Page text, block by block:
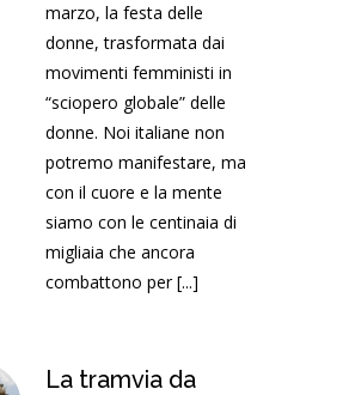
marzo, la festa delle
donne, trasformata dai
movimenti femministi in
“sciopero globale” delle
donne. Noi italiane non
potremo manifestare, ma
con il cuore e la mente
siamo con le centinaia di
migliaia che ancora
combattono per[...]
La tramvia da